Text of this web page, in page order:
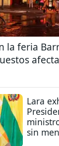
la feria
Lara
sin